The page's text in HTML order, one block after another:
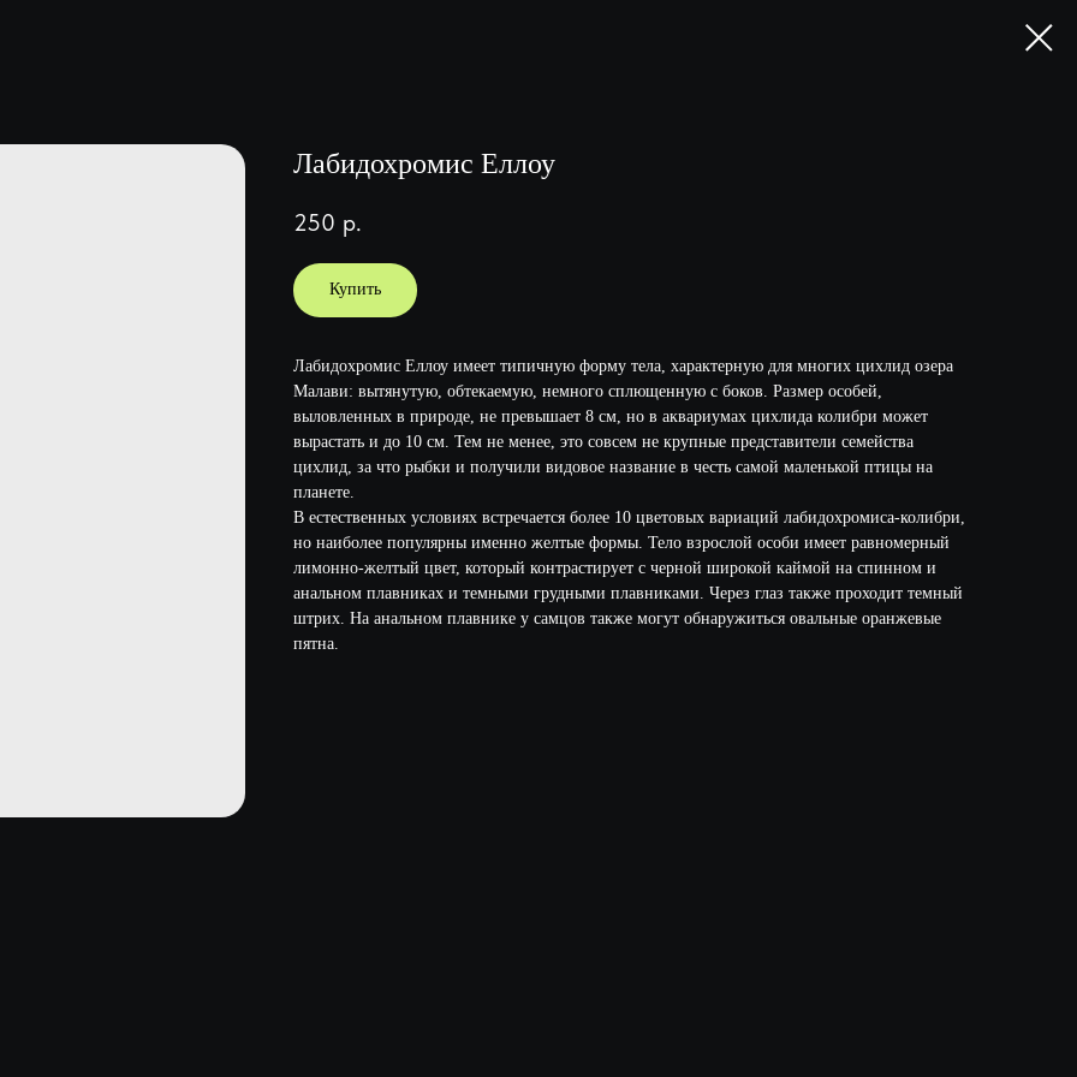
Лабидохромис Еллоу
250 р.
Купить
Лабидохромис Еллоу имеет типичную форму тела, характерную для многих цихлид озера
Малави: вытянутую, обтекаемую, немного сплющенную с боков. Размер особей,
выловленных в природе, не превышает 8 см, но в аквариумах цихлида колибри может
вырастать и до 10 см. Тем не менее, это совсем не крупные представители семейства
цихлид, за что рыбки и получили видовое название в честь самой маленькой птицы на
планете.
В естественных условиях встречается более 10 цветовых вариаций лабидохромиса-колибри,
но наиболее популярны именно желтые формы. Тело взрослой особи имеет равномерный
лимонно-желтый цвет, который контрастирует с черной широкой каймой на спинном и
анальном плавниках и темными грудными плавниками. Через глаз также проходит темный
штрих. На анальном плавнике у самцов также могут обнаружиться овальные оранжевые
пятна.